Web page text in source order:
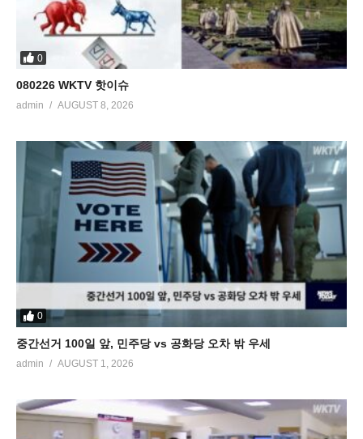
0
080226 WKTV 핫이슈
admin AUGUST 8, 2026
0
중간선거 100일 앞, 민주당 vs 공화당 오차 밖 우세
admin AUGUST 1, 2026